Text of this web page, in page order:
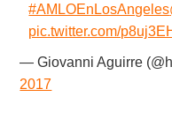
#AMLOEnLosAngeles
pic.twitter.com/
— Giovanni Aguirre
2017